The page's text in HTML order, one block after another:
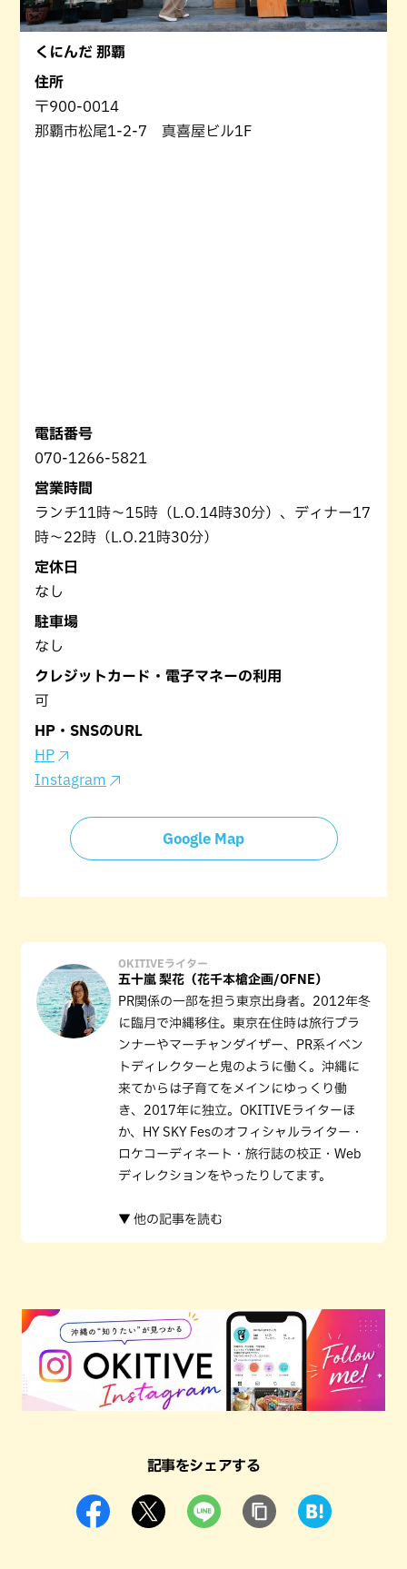
くにんだ 那覇
住所
〒900-0014
那覇市松尾1-2-7 真喜屋ビル1F
電話番号
070-1266-5821
営業時間
ランチ11時～15時（L.O.14時30分）、ディナー17
時～22時（L.O.21時30分）
定休日
なし
駐車場
なし
クレジットカード・電子マネーの利用
可
HP・SNSのURL
HP
Instagram
Google Map
OKITIVEライター
五十嵐 梨花（花千本槍企画/OFNE）
PR関係の一部を担う東京出身者。2012年冬
に臨月で沖縄移住。東京在住時は旅行プラ
ンナーやマーチャンダイザー、PR系イベン
トディレクターと鬼のように働く。沖縄に
来てからは子育てをメインにゆっくり働
き、2017年に独立。OKITIVEライターほ
か、HY SKY Fesのオフィシャルライター・
ロケコーディネート・旅行誌の校正・Web
ディレクションをやったりしてます。
▼ 他の記事を読む
記事をシェアする